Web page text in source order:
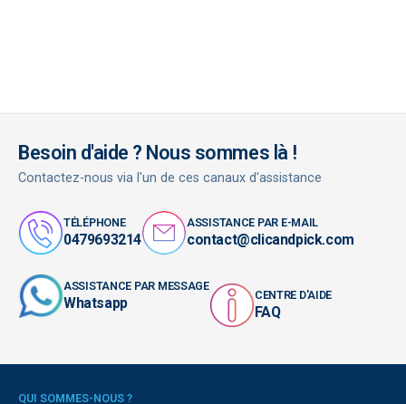
Besoin d'aide ? Nous sommes là !
Contactez-nous via l'un de ces canaux d'assistance
TÉLÉPHONE
0479693214
ASSISTANCE PAR E-MAIL
contact@clicandpick.com
ASSISTANCE PAR MESSAGE
Whatsapp CENTRE D'AIDE
FAQ
QUI SOMMES-NOUS ?